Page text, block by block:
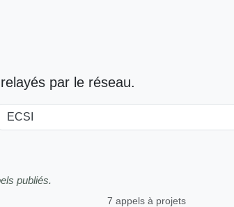
par le réseau.
ECSI
publiés.
7 appels à projets